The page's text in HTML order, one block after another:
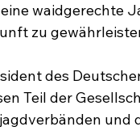
waidgerechte
zu
des
Teil der
und